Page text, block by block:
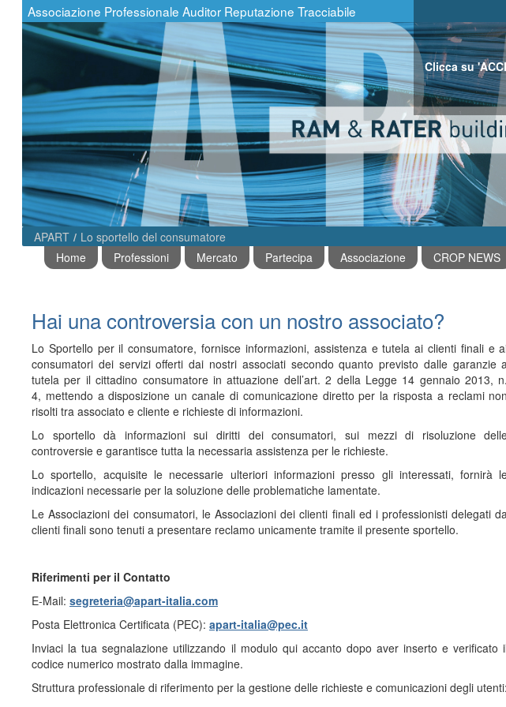
Skip to Content
Associazione Professionale Auditor Reputazione Tracciabile
APART / Lo sportello del consumatore
Home
Professioni Mercato Partecipa Associazione CROP NEWS
Hai una controversia con un nostro associato?
Lo Sportello per il consumatore, fornisce informazioni, assistenza e tutela ai clienti finali e
consumatori dei servizi offerti dai nostri associati secondo quanto previsto dalle garanzie a
tutela per il cittadino consumatore in attuazione dell’art. 2 della Legge 14 gennaio 2013, n.
4, mettendo a disposizione un canale di comunicazione diretto per la risposta a reclami non
risolti tra associato e cliente e richieste di informazioni.
Lo sportello dà informazioni sui diritti dei consumatori, sui mezzi di risoluzione
controversie e garantisce tutta la necessaria assistenza per le richieste.
Lo sportello, acquisite le necessarie ulteriori informazioni presso gli interessati, fornirà
indicazioni necessarie per la soluzione delle problematiche lamentate.
Le Associazioni dei consumatori, le Associazioni dei clienti finali ed i professionisti delegati da
clienti finali sono tenuti a presentare reclamo unicamente tramite il presente sportello.
Riferimenti per il Contatto
E-Mail: segreteria@apart-italia.com
Posta Elettronica Certificata (PEC): apart-italia@pec.it
Inviaci la tua segnalazione utilizzando il modulo qui accanto dopo aver inserto e verificato il
codice numerico mostrato dalla immagine.
Struttura professionale di riferimento per la gestione delle richieste e comunicazioni degli utenti:
Clicca su